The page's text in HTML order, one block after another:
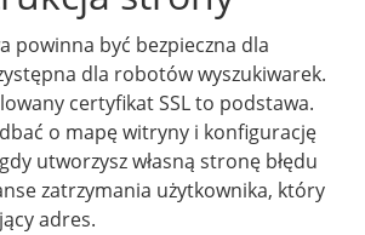
powinna być bezpieczna dla
dla robotów wyszukiwarek.
certyfikat SSL to podstawa.
o mapę witryny i konfigurację
utworzysz własną stronę błędu
zatrzymania użytkownika, który
adres.